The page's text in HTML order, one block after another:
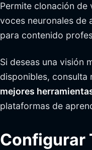
Permite clonación
voces neuronales de
para contenido
Si deseas una visión
disponibles, consulta
mejores
plataformas de
Configurar